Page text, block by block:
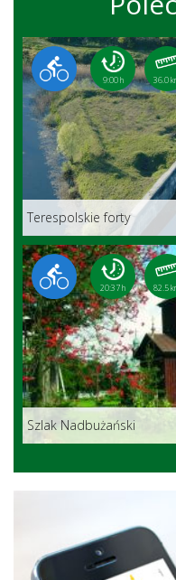
9:00 h 36.0
Terespolskie forty
20:37 h 82.5
Szlak Nadbużański